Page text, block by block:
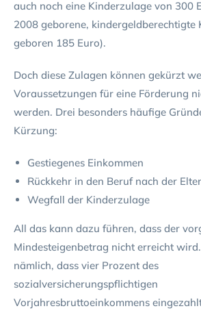
auch noch eine Kinderzulage von 300
2008 geborene, kindergeldberechtigte
geboren 185 Euro).
Doch diese Zulagen können gekürzt
Voraussetzungen für eine Förderung
werden. Drei besonders häufige
Kürzung:
Gestiegenes Einkommen
Rückkehr in den Beruf nach der
Wegfall der Kinderzulage
All das kann dazu führen, dass der
Mindesteigenbetrag nicht erreicht
nämlich, dass vier Prozent des
sozialversicherungspflichtigen
Vorjahresbruttoeinkommens